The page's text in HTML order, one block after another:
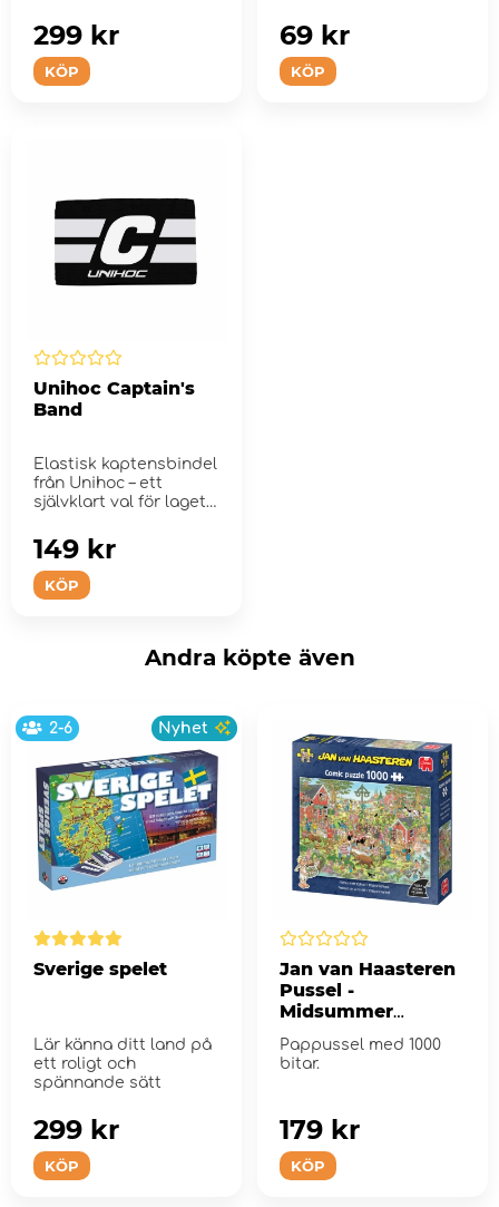
KÖP
299 kr
KÖP
69 kr
Unihoc Captain's
Band
Elastisk kaptensbindel
från Unihoc – ett
självklart val för lagets
KÖP
149 kr
Andra köpte även
2-6 Nyhet
Sverige spelet
Lär känna ditt land på
ett roligt och
spännande sätt
KÖP
299 kr
Jan van Haasteren
Pussel -
Midsummer
Pappussel med 1000
bitar.
KÖP
179 kr